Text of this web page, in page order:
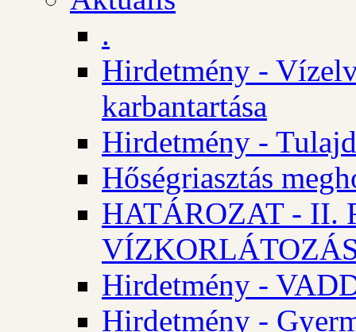
.
Hirdetmény -
karbantartása
Hirdetmény -
Hőségriasztás
HATÁROZAT - II.
Hirdetmény -
Hirdetmény -